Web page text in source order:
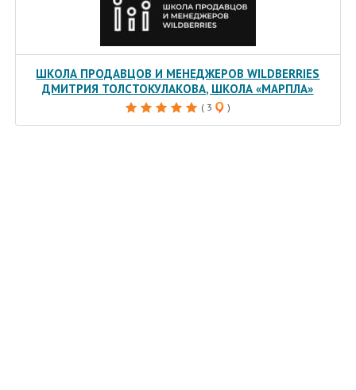
ШКОЛА ПРОДАВЦОВ И МЕНЕДЖЕРОВ WILDBERRIES
ДМИТРИЯ ТОЛСТОКУЛАКОВА, ШКОЛА «МАРПЛА»
( 3 )